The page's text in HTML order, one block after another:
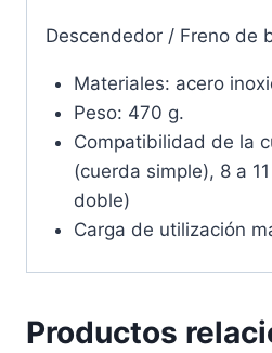
Descendedor / Freno de
Materiales: acero
Peso: 470 g.
Compatibilidad de la
(cuerda simple), 8 a
doble)
Carga de utilización
Productos